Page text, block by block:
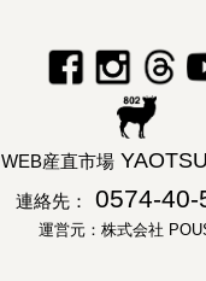
WEB産直市場
連絡先： 0574-40-
運営元：株式会社